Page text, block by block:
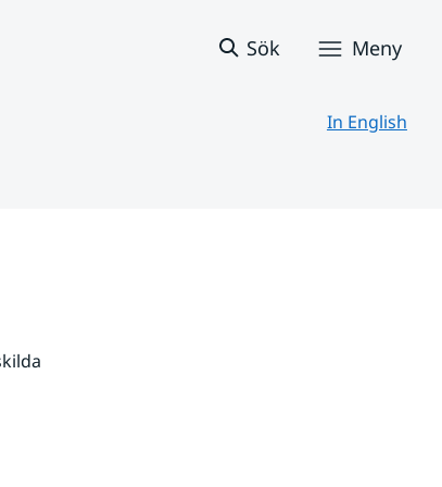
Sök Meny
In English